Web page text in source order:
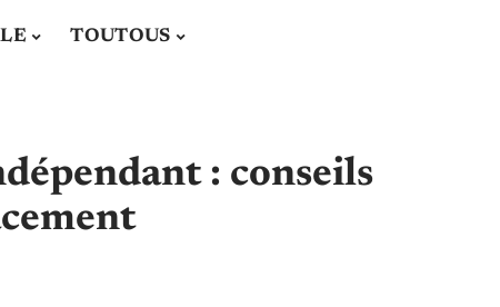
TOUTOUS
: conseils